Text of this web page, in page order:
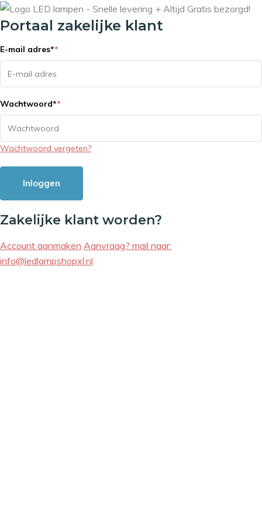
Portaal zakelijke klant
E-mail adres**
Wachtwoord**
Wachtwoord vergeten?
Inloggen
Zakelijke klant worden?
Account aanmaken Aanvraag? mail naar:
info@ledlampshopxl.nl